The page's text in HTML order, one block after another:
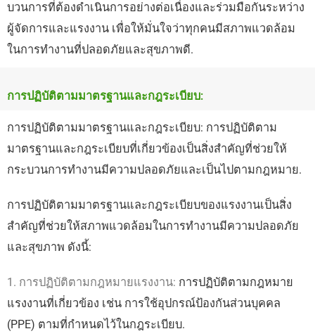
บวนการที่ต้องดำเนินการอย่างต่อเนื่องและร่วมมือกันระหว่าง
ผู้จัดการและแรงงาน เพื่อให้มั่นใจว่าทุกคนมีสภาพแวดล้อม
ในการทำงานที่ปลอดภัยและสุขภาพดี.
การปฏิบัติตามมาตรฐานและกฎระเบียบ:
การปฏิบัติตามมาตรฐานและกฎระเบียบ: การปฏิบัติตาม
มาตรฐานและกฎระเบียบที่เกี่ยวข้องเป็นสิ่งสำคัญที่ช่วยให้
กระบวนการทำงานมีความปลอดภัยและเป็นไปตามกฎหมาย.
การปฏิบัติตามมาตรฐานและกฎระเบียบของแรงงานเป็นสิ่ง
สำคัญที่ช่วยให้สภาพแวดล้อมในการทำงานมีความปลอดภัย
และสุขภาพ ดังนี้:
1. การปฏิบัติตามกฎหมายแรงงาน: การปฏิบัติตามกฎหมาย
แรงงานที่เกี่ยวข้อง เช่น การใช้อุปกรณ์ป้องกันส่วนบุคคล
(PPE) ตามที่กำหนดไว้ในกฎระเบียบ.